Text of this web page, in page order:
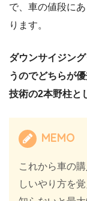
で、車の値段に
ります。
ダウンサイジン
うのでどちらが
技術の2本野柱と
MEMO
これから車の
しいやり方を